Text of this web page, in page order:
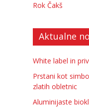
Rok Čakš
Aktualne
White label in
Prstani kot
zlatih obletnic
Aluminijaste